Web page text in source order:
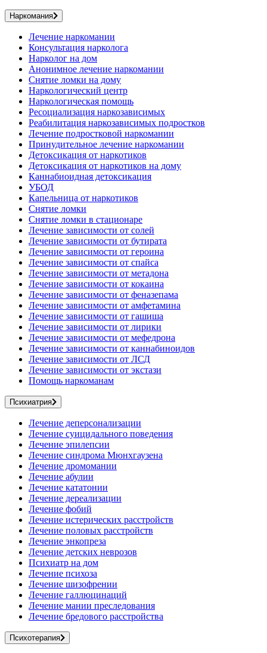
Наркомания
Лечение наркомании
Консультация нарколога
Нарколог на дом
Анонимное лечение наркомании
Снятие ломки на дому
Наркологический центр
Наркологическая помощь
Ресоциализация наркозависимых
Реабилитация наркозависимых подростков
Лечение подростковой наркомании
Принудительное лечение наркомании
Детоксикация от наркотиков
Детоксикация от наркотиков на дому
Каннабиоидная детоксикация
УБОД
Капельница от наркотиков
Снятие ломки
Снятие ломки в стационаре
Лечение зависимости от солей
Лечение зависимости от бутирата
Лечение зависимости от героина
Лечение зависимости от спайса
Лечение зависимости от метадона
Лечение зависимости от кокаина
Лечение зависимости от феназепама
Лечение зависимости от амфетамина
Лечение зависимости от гашиша
Лечение зависимости от лирики
Лечение зависимости от мефедрона
Лечение зависимости от каннабиноидов
Лечение зависимости от ЛСД
Лечение зависимости от экстази
Помощь наркоманам
Психиатрия
Лечение деперсонализации
Лечение суицидального поведения
Лечение эпилепсии
Лечение синдрома Мюнхгаузена
Лечение дромомании
Лечение абулии
Лечение кататонии
Лечение дереализации
Лечение фобий
Лечение истерических расстройств
Лечение половых расстройств
Лечение энкопреза
Лечение детских неврозов
Психиатр на дом
Лечение психоза
Лечение шизофрении
Лечение галлюцинаций
Лечение мании преследования
Лечение бредового расстройства
Психотерапия